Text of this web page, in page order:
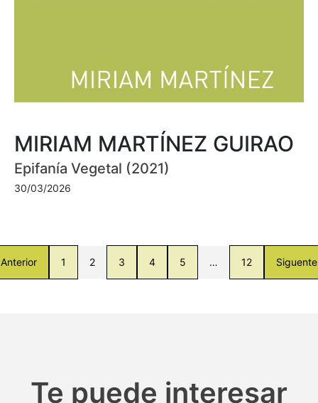
MIRIAM MARTÍNEZ GUIRAO
Epifanía Vegetal (2021)
30/03/2026
Anterior 1 2 3 4 5 … 12 Siguente
Te puede interesar